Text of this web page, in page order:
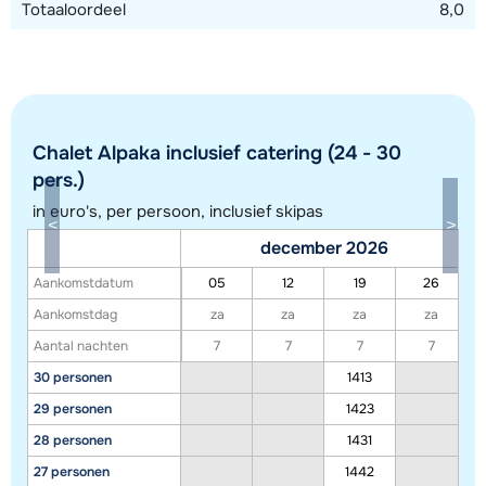
slaapplaatsen voor maximaal 38 personen en in chalet Alpaka
Toon alle accommodaties in dit gebied
Deze kaart geeft een indicatie van de ligging van onze accommodaties. De
exacte locatie kan enigszins afwijken.
Totaaloordeel
8,0
Chalet Alpaka inclusief catering (24 - 30
pers.)
in euro's, per persoon, inclusief skipas
Aankomstdatum
Aankomstdag
Aantal nachten
30 personen
29 personen
28 personen
27 personen
december 2026
05 12 19
26
za
za za
za
7
7 7
7
1413
1423
1431
1442